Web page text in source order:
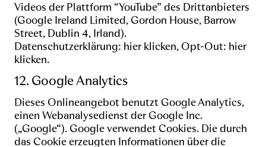
Videos der Plattform “YouTube” des Drittanbieters
(Google Ireland Limited, Gordon House, Barrow
Street, Dublin 4, Irland).
Datenschutzerklärung: hier klicken, Opt-Out: hier
klicken.
12. Google Analytics
Dieses Onlineangebot benutzt Google Analytics,
einen Webanalysedienst der Google Inc.
(„Google“). Google verwendet Cookies. Die durch
das Cookie erzeugten Informationen über die